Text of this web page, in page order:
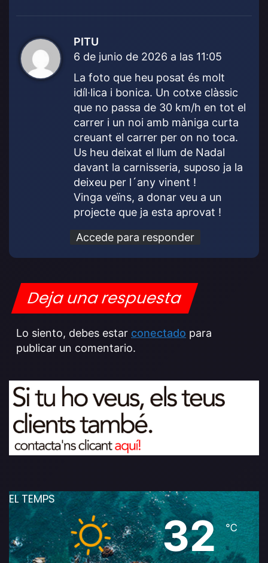
PITU
i
c
6 de junio de 2026 a las 11:05
La foto que heu posat és molt
idíl·lica i bonica. Un cotxe clàssic
que no passa de 30 km/h en tot el
carrer i un noi amb màniga curta
creuant el carrer per on no toca.
Us heu deixat el llum de Nadal
davant la carnisseria, suposo ja la
deixeu per l´any vinent !
Vinga veïns, a donar veu a un
projecte que ja esta aprovat !
Accede para responder
Deja una respuesta
Lo siento, debes estar conectado para
publicar un comentario.
EL TEMPS
32℃